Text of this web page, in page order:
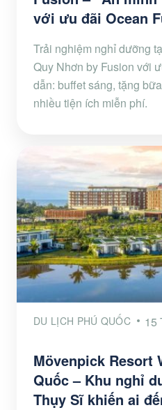
với ưu đãi Ocean
Trải nghiệm nghỉ dưỡng
Quy Nhơn by Fusion với
dẫn: buffet sáng, tặng
nhiều tiện ích miễn phí.
DU LỊCH PHÚ QUỐC 15
Mövenpick Resort
Quốc – Khu nghỉ
Thụy Sĩ khiến ai